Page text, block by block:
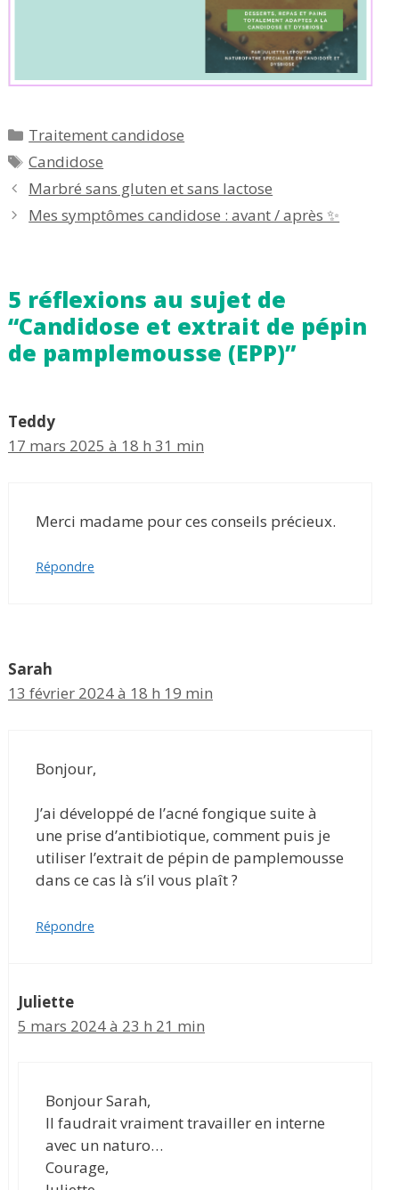
Catégories
Traitement candidose
Étiquettes
Candidose
Marbré sans gluten et sans lactose
Mes symptômes candidose : avant / après ✨
5 réflexions au sujet de
“Candidose et extrait de pépin
de pamplemousse (EPP)”
Teddy
17 mars 2025 à 18 h 31 min
Merci madame pour ces conseils précieux.
Répondre
Sarah
13 février 2024 à 18 h 19 min
Bonjour,
J’ai développé de l’acné fongique suite à
une prise d’antibiotique, comment puis je
utiliser l’extrait de pépin de pamplemousse
dans ce cas là s’il vous plaît ?
Répondre
Juliette
5 mars 2024 à 23 h 21 min
Bonjour Sarah,
Il faudrait vraiment travailler en interne
avec un naturo…
Courage,